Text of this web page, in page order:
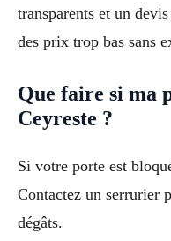
transparents et un
des prix trop bas sans
Que faire si ma
Ceyreste ?
Si votre porte est
Contactez un serrurier
dégâts.